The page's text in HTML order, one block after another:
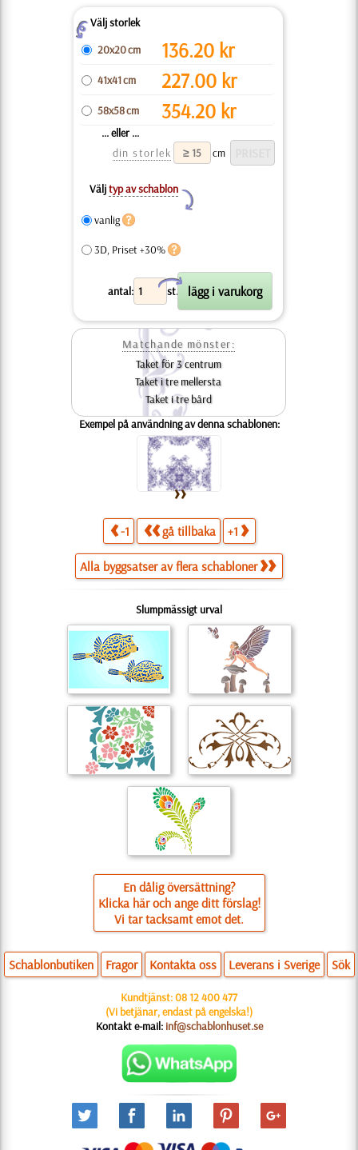
ZVälj storlek
20x20 cm
136.20 kr
41x41 cm 227.00 kr
58x58 cm 354.20 kr
... eller ...
din storlek
cm
Väljtyp av schablon
Y
vanlig
3D, Priset +30%
antal: st.
X
Matchande mönster:
Taket för 3 centrum
Taket i tre mellersta
Taket i tre bård
Exempel på användning av denna schablonen:
-1 gå tillbaka +1
Alla byggsatser av flera schabloner
Slumpmässigt urval
En dålig översättning?
Klicka här och ange ditt förslag!
Vi tar tacksamt emot det.
Schablonbutiken Fragor Kontakta oss Leverans i Sverige Sök
Kundtjänst:08 12 400 477
(Vi betjänar, endast på engelska!)
Kontakt e-mail: inf@schablonhuset.se